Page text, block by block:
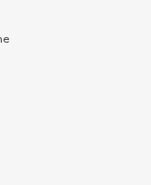
démarche